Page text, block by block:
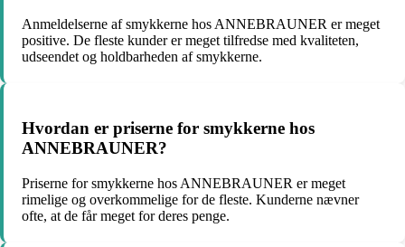
Anmeldelserne af smykkerne hos ANNEBRAUNER er meget
positive. De fleste kunder er meget tilfredse med kvaliteten,
udseendet og holdbarheden af smykkerne.
Hvordan er priserne for smykkerne hos
ANNEBRAUNER?
Priserne for smykkerne hos ANNEBRAUNER er meget
rimelige og overkommelige for de fleste. Kunderne nævner
ofte, at de får meget for deres penge.